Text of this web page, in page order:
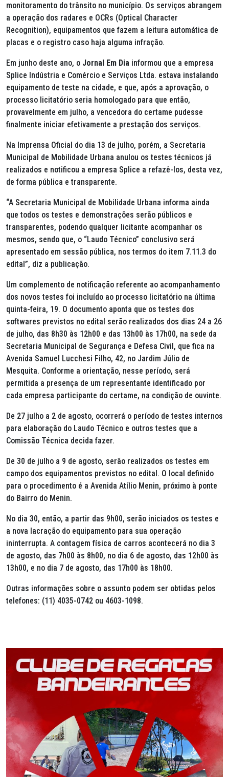
monitoramento do trânsito no município. Os serviços abrangem
a operação dos radares e OCRs (Optical Character
Recognition), equipamentos que fazem a leitura automática de
placas e o registro caso haja alguma infração.
Em junho deste ano, o Jornal Em Dia informou que a empresa
Splice Indústria e Comércio e Serviços Ltda. estava instalando
equipamento de teste na cidade, e que, após a aprovação, o
processo licitatório seria homologado para que então,
provavelmente em julho, a vencedora do certame pudesse
finalmente iniciar efetivamente a prestação dos serviços.
Na Imprensa Oficial do dia 13 de julho, porém, a Secretaria
Municipal de Mobilidade Urbana anulou os testes técnicos já
realizados e notificou a empresa Splice a refazê-los, desta vez,
de forma pública e transparente.
“A Secretaria Municipal de Mobilidade Urbana informa ainda
que todos os testes e demonstrações serão públicos e
transparentes, podendo qualquer licitante acompanhar os
mesmos, sendo que, o “Laudo Técnico” conclusivo será
apresentado em sessão pública, nos termos do item 7.11.3 do
edital”, diz a publicação.
Um complemento de notificação referente ao acompanhamento
dos novos testes foi incluído ao processo licitatório na última
quinta-feira, 19. O documento aponta que os testes dos
softwares previstos no edital serão realizados dos dias 24 a 26
de julho, das 8h30 às 12h00 e das 13h00 às 17h00, na sede da
Secretaria Municipal de Segurança e Defesa Civil, que fica na
Avenida Samuel Lucchesi Filho, 42, no Jardim Júlio de
Mesquita. Conforme a orientação, nesse período, será
permitida a presença de um representante identificado por
cada empresa participante do certame, na condição de ouvinte.
De 27 julho a 2 de agosto, ocorrerá o período de testes internos
para elaboração do Laudo Técnico e outros testes que a
Comissão Técnica decida fazer.
De 30 de julho a 9 de agosto, serão realizados os testes em
campo dos equipamentos previstos no edital. O local definido
para o procedimento é a Avenida Atílio Menin, próximo à ponte
do Bairro do Menin.
No dia 30, então, a partir das 9h00, serão iniciados os testes e
a nova lacração do equipamento para sua operação
ininterrupta. A contagem física de carros acontecerá no dia 3
de agosto, das 7h00 às 8h00, no dia 6 de agosto, das 12h00 às
13h00, e no dia 7 de agosto, das 17h00 às 18h00.
Outras informações sobre o assunto podem ser obtidas pelos
telefones: (11) 4035-0742 ou 4603-1098.